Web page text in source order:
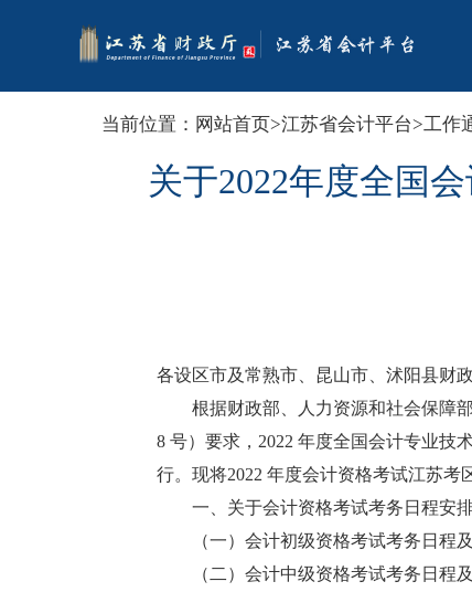
当前位置： 网站首页>江苏省会计平台>工作
关于2022年度全国
各设区市及常熟市、昆山市、沭阳县财
根据财政部、人力资源和社会保障
8 号）要求，2022 年度全国会计专业技
行。现将2022 年度会计资格考试江苏考
一、关于会计资格考试考务日程安
（一）会计初级资格考试考务日程
（二）会计中级资格考试考务日程